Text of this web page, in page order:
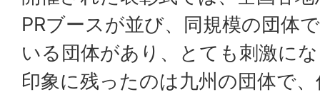
PRブースが並び、同規模の団体
いる団体があり、とても刺激に
印象に残ったのは九州の団体で